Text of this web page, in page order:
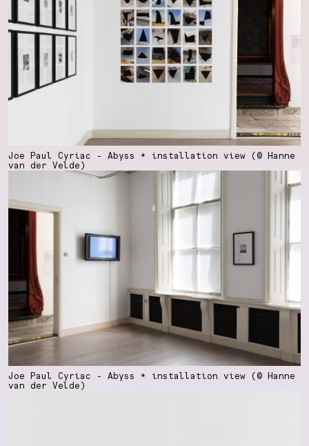
Joe Paul Cyriac - Abyss * installation view (© Hanne
van der Velde)
Joe Paul Cyriac - Abyss * installation view (© Hanne
van der Velde)